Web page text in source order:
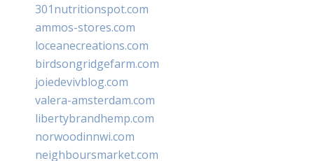
301nutritionspot.com
ammos-stores.com
loceanecreations.com
birdsongridgefarm.com
joiedevivblog.com
valera-amsterdam.com
libertybrandhemp.com
norwoodinnwi.com
neighboursmarket.com